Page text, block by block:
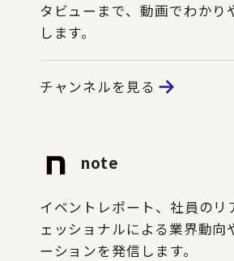
タビューまで、動画でわかり
します。
チャンネルを見る
note
イベントレポート、社員のリ
ェッショナルによる業界動向
ーションを発信します。